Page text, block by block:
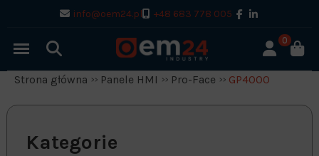
info@oem24.pl +48 683 778 005
0
Strona główna Panele HMI Pro-Face GP4000
Kategorie